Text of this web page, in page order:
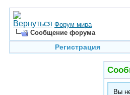
Форум мира
Сообщение форума
Регистрация
Вы